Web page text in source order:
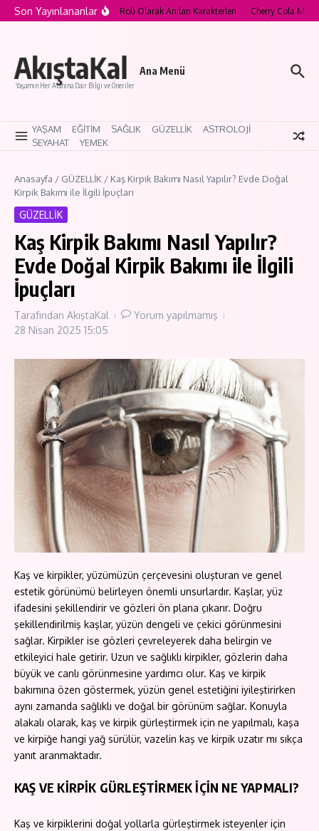
İçeriğe atla
Son Yayınlananlar
“Curse Role” (Lanetli Rol) Olarak Anılan Karakterleri Cherry Cola
AkıştaKal
Yaşamın Her Alanına Dair Bilgi ve Öneriler
Ana Menü
YAŞAM EĞİTİM SAĞLIK GÜZELLİK
ASTROLOJİ
SEYAHAT
YEMEK
Anasayfa / GÜZELLİK / Kaş Kirpik Bakımı Nasıl Yapılır? Evde Doğal
Kirpik Bakımı ile İlgili İpuçları
GÜZELLİK
Kaş Kirpik Bakımı Nasıl Yapılır?
Evde Doğal Kirpik Bakımı ile İlgili
İpuçları
Tarafından AkıştaKal
Yorum yapılmamış
28 Nisan 2025 15:05
Kaş ve kirpikler, yüzümüzün çerçevesini oluşturan ve genel
estetik görünümü belirleyen önemli unsurlardır. Kaşlar, yüz
ifadesini şekillendirir ve gözleri ön plana çıkarır. Doğru
şekillendirilmiş kaşlar, yüzün dengeli ve çekici görünmesini
sağlar. Kirpikler ise gözleri çevreleyerek daha belirgin ve
etkileyici hale getirir. Uzun ve sağlıklı kirpikler, gözlerin daha
büyük ve canlı görünmesine yardımcı olur. Kaş ve kirpik
bakımına özen göstermek, yüzün genel estetiğini iyileştirirken
aynı zamanda sağlıklı ve doğal bir görünüm sağlar. Konuyla
alakalı olarak, kaş ve kirpik gürleştirmek için ne yapılmalı, kaşa
ve kirpiğe hangi yağ sürülür, vazelin kaş ve kirpik uzatır mı sıkça
yanıt aranmaktadır.
KAŞ VE KİRPİK GÜRLEŞTİRMEK İÇİN NE YAPMALI?
Kaş ve kirpiklerini doğal yollarla gürleştirmek isteyenler için